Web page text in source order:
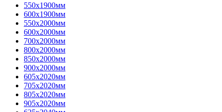
550х1900мм
600х1900мм
550х2000мм
600х2000мм
700х2000мм
800х2000мм
850х2000мм
900х2000мм
605х2020мм
705х2020мм
805х2020мм
905х2020мм